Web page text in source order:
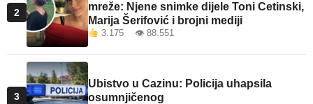
2
mreže: Njene snimke dijele Toni Cetinski,
Marija Šerifović i brojni mediji
3.175 👁 88.551
3
Ubistvo u Cazinu: Policija uhapsila
osumnjičenog